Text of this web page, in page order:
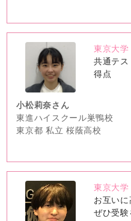
no
image
東京大学
共通テ
得点
小松莉奈さん
東進ハイスクール巣鴨校
東京都 私立 桜蔭高校
no
image
東京大学
お互いに
ぜひ受